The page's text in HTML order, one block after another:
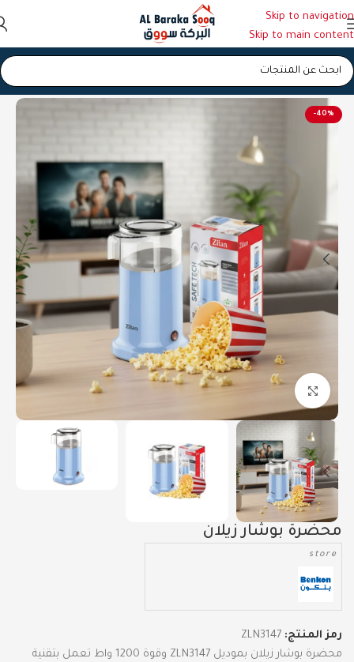
Skip to navigation
Skip to main content
الرئيسية/محضرة طعام وحلويات
-40%
Click to enlarge
محضرة بوشار زيلان
store
رمز المنتج: ZLN3147
محضرة بوشار زيلان بموديل ZLN3147 وقوة 1200 واط تعمل بتقنية